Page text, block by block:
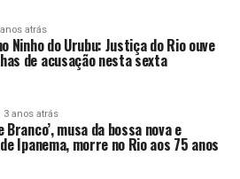
atrás
Ninho do Urubu: Justiça do Rio ouve
de acusação nesta sexta
3 anos atrás
Branco’, musa da bossa nova e
Ipanema, morre no Rio aos 75 anos